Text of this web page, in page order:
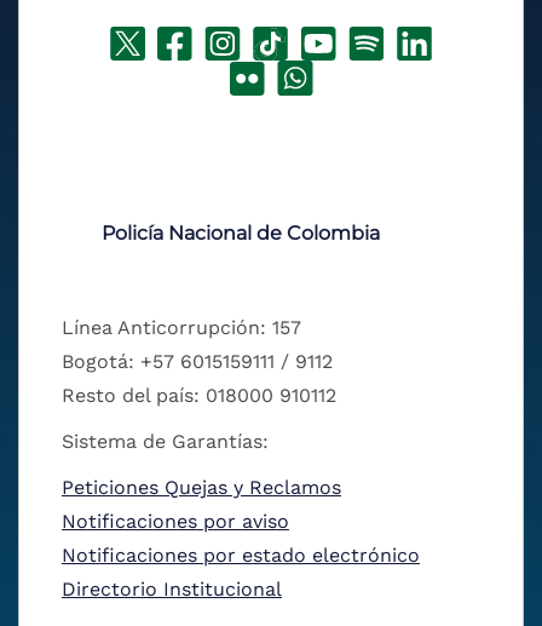
Policía Nacional de Colombia
Línea Anticorrupción: 157
Bogotá: +57 6015159111 / 9112
Resto del país: 018000 910112
Sistema de Garantías:
Peticiones Quejas y Reclamos
Notificaciones por aviso
Notificaciones por estado electrónico
Directorio Institucional